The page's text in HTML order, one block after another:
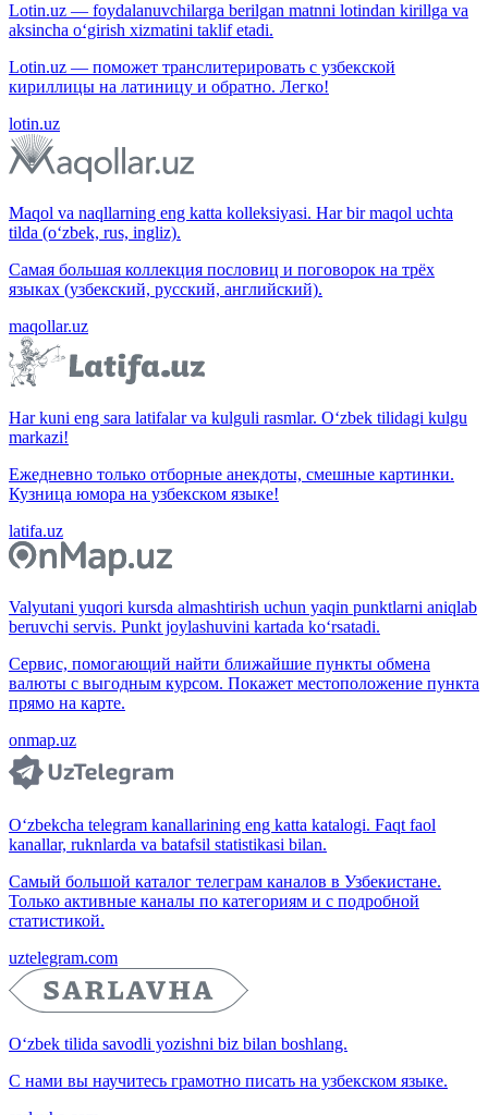
Lotin.uz — foydalanuvchilarga berilgan matnni lotindan kirillga va
aksincha o‘girish xizmatini taklif etadi.
Lotin.uz — поможет транслитерировать с узбекской
кириллицы на латиницу и обратно. Легко!
lotin.uz
Maqol va naqllarning eng katta kolleksiyasi. Har bir maqol uchta
tilda (o‘zbek, rus, ingliz).
Самая большая коллекция пословиц и поговорок на трёх
языках (узбекский, русский, английский).
maqollar.uz
Har kuni eng sara latifalar va kulguli rasmlar. O‘zbek tilidagi kulgu
markazi!
Ежедневно только отборные анекдоты, смешные картинки.
Кузница юмора на узбекском языке!
latifa.uz
Valyutani yuqori kursda almashtirish uchun yaqin punktlarni aniqlab
beruvchi servis. Punkt joylashuvini kartada ko‘rsatadi.
Сервис, помогающий найти ближайшие пункты обмена
валюты с выгодным курсом. Покажет местоположение пункта
прямо на карте.
onmap.uz
O‘zbekcha telegram kanallarining eng katta katalogi. Faqt faol
kanallar, ruknlarda va batafsil statistikasi bilan.
Самый большой каталог телеграм каналов в Узбекистане.
Только активные каналы по категориям и с подробной
статистикой.
uztelegram.com
O‘zbek tilida savodli yozishni biz bilan boshlang.
С нами вы научитесь грамотно писать на узбекском языке.